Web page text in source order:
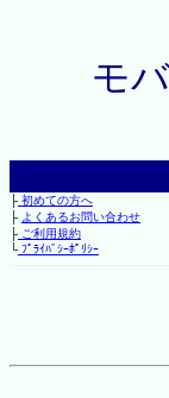
モ
├初めての方へ
├ よくあるお問い合わせ
├ご利用規約
└ﾌﾟﾗｲﾊﾞｼｰﾎﾟﾘｼｰ